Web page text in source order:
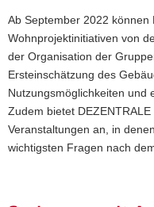
Ab September 2022 können
Wohnprojektinitiativen von
der Organisation der
Ersteinschätzung des
Nutzungsmöglichkeiten und
Zudem bietet
Veranstaltungen an, in
wichtigsten Fragen nach